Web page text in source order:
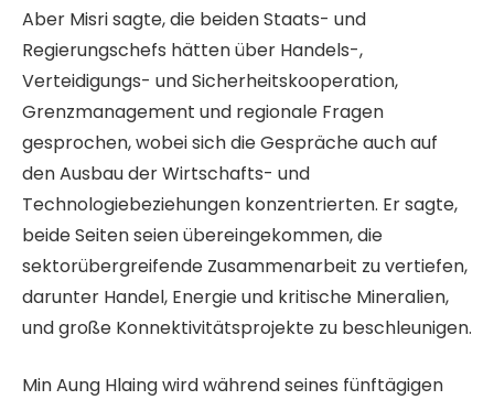
Aber Misri sagte, die beiden Staats- und
Regierungschefs hätten über Handels-,
Verteidigungs- und Sicherheitskooperation,
Grenzmanagement und regionale Fragen
gesprochen, wobei sich die Gespräche auch auf
den Ausbau der Wirtschafts- und
Technologiebeziehungen konzentrierten. Er sagte,
beide Seiten seien übereingekommen, die
sektorübergreifende Zusammenarbeit zu vertiefen,
darunter Handel, Energie und kritische Mineralien,
und große Konnektivitätsprojekte zu beschleunigen.
Min Aung Hlaing wird während seines fünftägigen